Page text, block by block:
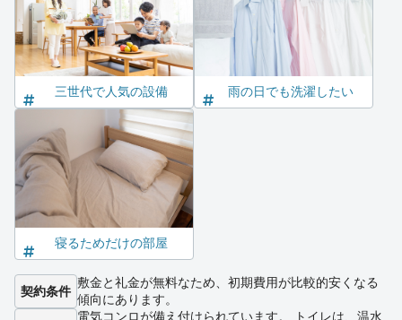
三世代で人気の設備 雨の日でも洗濯したい
寝るためだけの部屋
契約条件
敷金と礼金が無料なため、初期費用が比較的安くなる
傾向にあります。
電気コンロが備え付けられています。 トイレは、温水